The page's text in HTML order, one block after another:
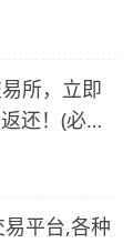
所，立即
还！(必备
平台,各种